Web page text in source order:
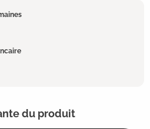
du produit